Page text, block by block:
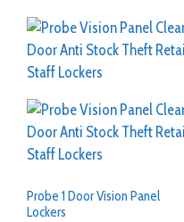
Probe 1 Door Vision Panel
Lockers